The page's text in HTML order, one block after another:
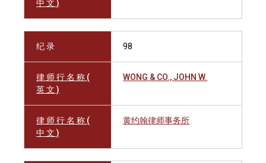
中 文 )
纪 录 98
律 师 行 名 称 (
英 文 )
WONG & CO., JOHN W.
律 师 行 名 称 (
中 文 )
黄约翰律师事务所